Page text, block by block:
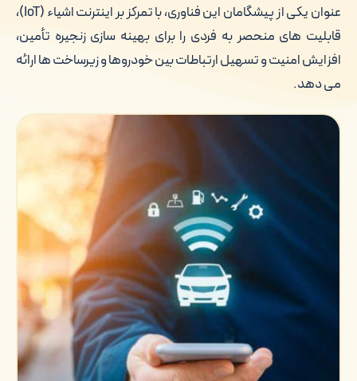
عنوان یکی از پیشگامان این فناوری، با تمرکز بر اینترنت اشیاء (IoT)،
قابلیت های منحصر به فردی را برای بهینه سازی زنجیره تأمین،
افزایش امنیت و تسهیل ارتباطات بین خودروها و زیرساخت ها ارائه
می دهد.